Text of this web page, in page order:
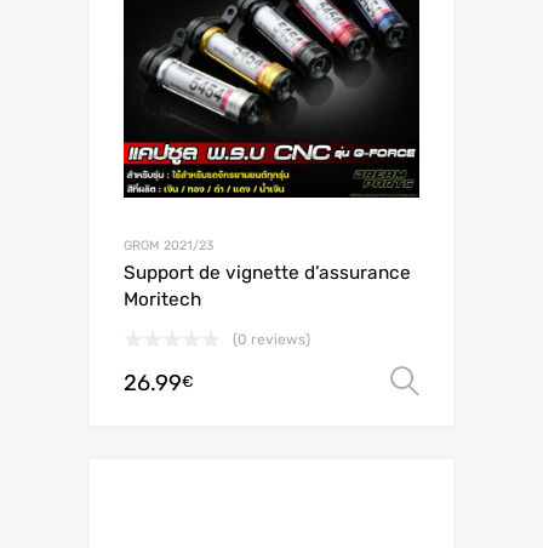
GROM 2021/23
Support de vignette d’assurance
Moritech
(0 reviews)
26.99€